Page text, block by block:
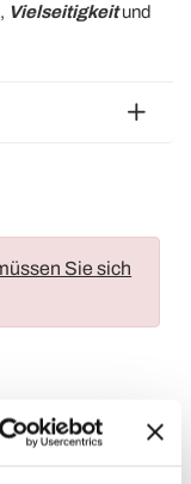
Vielseitigkeitund
Sie sich